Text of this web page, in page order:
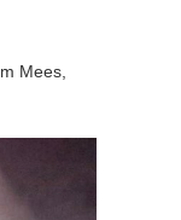
Mees,